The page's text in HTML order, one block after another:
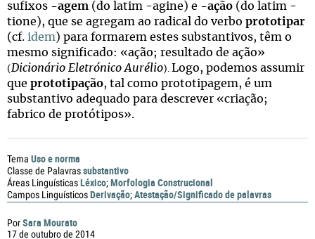
PorSara Mourato
17 de outubro de 2014
sufixos -agem (do latim -agine) e -ação (do latim -
tione), que se agregam ao radical do verbo prototipar
(cf. idem) para formarem estes substantivos, têm o
mesmo significado: «ação; resultado de ação»
( Dicionário Eletrónico Aurélio). Logo, podemos assumir
que prototipação, tal como prototipagem, é um
substantivo adequado para descrever «criação;
fabrico de protótipos».
Tema Uso e norma
Classe de Palavrassubstantivo
Áreas LinguísticasLéxico;Morfologia Construcional
Campos LinguísticosDerivação;Atestação/Significado de palavras